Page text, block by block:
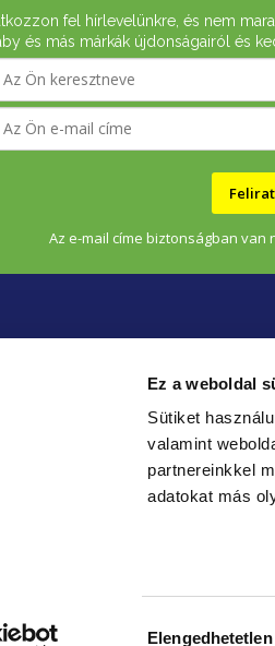
Ez a weboldal
Sütiket
valamint
partnereinkkel
adatokat más
Elengedhetetlen
fel hírlevelünkre, és nem
és más márkák újdonságairól és
Az e-mail címe biztonságban
HealthFactory.hu . Minden jog